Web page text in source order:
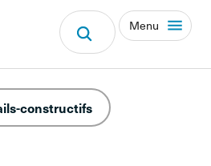
Menu
constructifs